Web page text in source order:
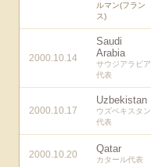
ルマン(フラン
ス)
2000.10.14
Saudi
Arabia
サウジアラビア
代表
2000.10.17
Uzbekistan
ウズベキスタン
代表
2000.10.20 Qatar
カタール代表